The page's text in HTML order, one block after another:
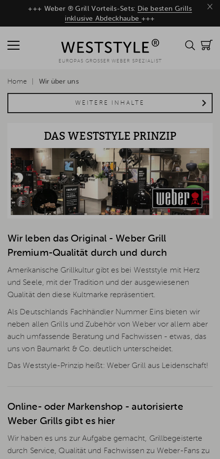
×
+++ Weber ® Grill Vorteils-Sets: Die besten Grills
inklusive Abdeckhaube +++
EUROPAS GROSSER WEBER SPEZIALIST
Home Wir über uns
WEITERE INHALTE
DAS WESTSTYLE PRINZIP
Wir leben das Original - Weber Grill
Premium-Qualität durch und durch
Amerikanische Grillkultur gibt es bei Weststyle mit Herz
und Seele, mit der Tradition und der ausgewiesenen
Qualität den diese Kultmarke repräsentiert.
Als Deutschlands Fachhändler Nummer Eins bieten wir
neben allen Grills und Zubehör von Weber vor allem aber
auch umfassende Beratung und Fachwissen - etwas, das
uns von Baumarkt & Co. deutlich unterscheidet.
Das Weststyle-Prinzip heißt: Weber Grill aus Leidenschaft!
Online- oder Markenshop - autorisierte
Weber Grills gibt es hier
Wir haben es uns zur Aufgabe gemacht, Grillbegeisterte
durch Service, Qualität und Fachwissen zu Weber-Fans zu